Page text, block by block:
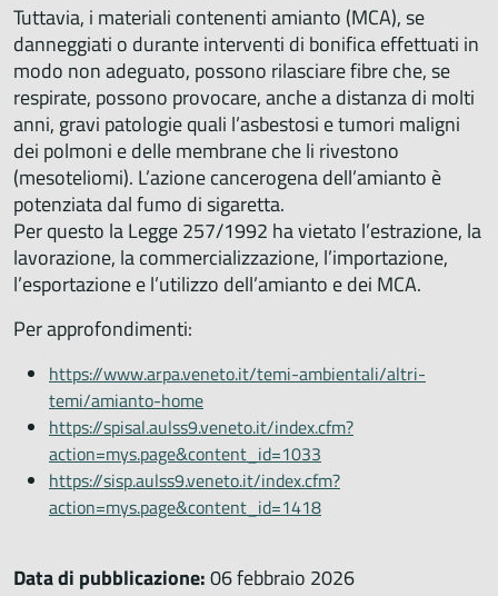
Tuttavia, i materiali contenenti amianto (MCA), se
danneggiati o durante interventi di bonifica effettuati in
modo non adeguato, possono rilasciare fibre che, se
respirate, possono provocare, anche a distanza di molti
anni, gravi patologie quali l’asbestosi e tumori maligni
dei polmoni e delle membrane che li rivestono
(mesoteliomi). L’azione cancerogena dell’amianto è
potenziata dal fumo di sigaretta.
Per questo la Legge 257/1992 ha vietato l’estrazione, la
lavorazione, la commercializzazione, l’importazione,
l’esportazione e l’utilizzo dell’amianto e dei MCA.
Per approfondimenti:
https://www.arpa.veneto.it/temi-ambientali/altri-
temi/amianto-home
https://spisal.aulss9.veneto.it/index.cfm?
action=mys.page&content_id=1033
https://sisp.aulss9.veneto.it/index.cfm?
action=mys.page&content_id=1418
Data di pubblicazione:06 febbraio 2026